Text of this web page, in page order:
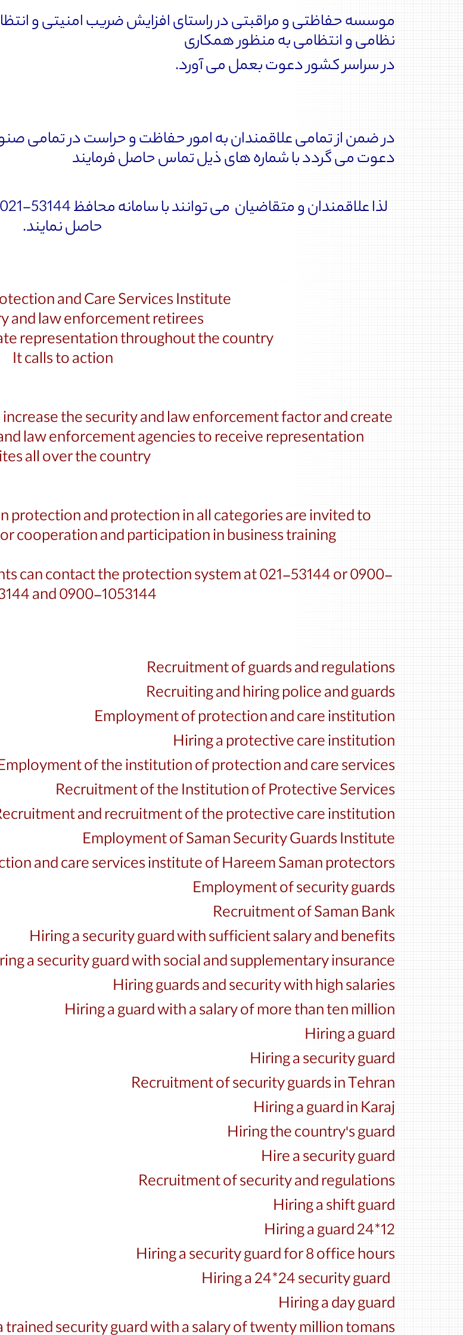
موسسه حفاظتی و مراقبتی در راستای افزایش ضریب امنیتی و
نظامی و انتظامی به منظور همکاری
در سراسر کشور دعوت بعمل می آورد.
در ضمن از تمامی علاقمندان به امور حفاظت و حراست در تمامی
دعوت می گردد با شماره های ذیل تماس حاصل فرمایند
حاصل نمایند.
and Care Services Institute
and law enforcement retirees
representation throughout the country
It calls to action
the security and law enforcement factor and create
law enforcement agencies to receive representation.
all over the country.
protection and protection in all categories are invited to
cooperation and participation in business training.
can contact the protection system at 021-53144 or 0900-
and 0900-1053144.
Recruitment of guards and regulations
Recruiting and hiring police and guards
Employment of protection and care institution
Hiring a protective care institution
of the institution of protection and care services
Recruitment of the Institution of Protective Services
and recruitment of the protective care institution
Employment of Saman Security Guards Institute
and care services institute of Hareem Saman protectors
Employment of security guards
Recruitment of Saman Bank
Hiring a security guard with sufficient salary and benefits
a security guard with social and supplementary insurance
Hiring guards and security with high salaries
Hiring a guard with a salary of more than ten million
Hiring a guard
Hiring a security guard
Recruitment of security guards in Tehran
Hiring a guard in Karaj
Hiring the country's guard
Hire a security guard
Recruitment of security and regulations
Hiring a shift guard
Hiring a guard 24*12
Hiring a security guard for 8 office hours
Hiring a day guard
trained security guard with a salary of twenty million tomans